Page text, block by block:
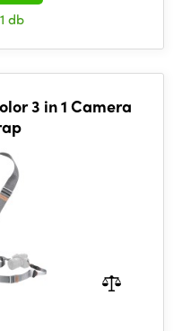
1 db
3 in 1 Camera